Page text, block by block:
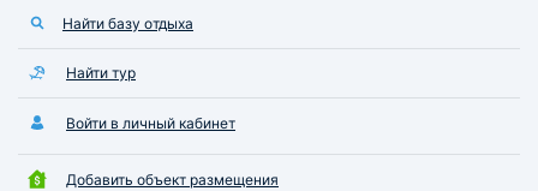
Найти базу отдыха
Найти тур
Войти в личный кабинет
Добавить объект размещения